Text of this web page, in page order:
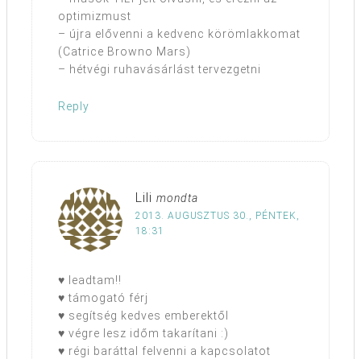
optimizmust
– újra elővenni a kedvenc körömlakkomat
(Catrice Browno Mars)
– hétvégi ruhavásárlást tervezgetni
Reply
Lili mondta
2013. AUGUSZTUS 30., PÉNTEK,
18:31
♥ leadtam!!
♥ támogató férj
♥ segítség kedves emberektől
♥ végre lesz időm takarítani :)
♥ régi baráttal felvenni a kapcsolatot